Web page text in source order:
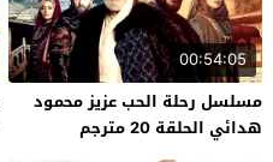
00:54:05
مسلسل رحلة الحب عزيز محمود
هدائي الحلقة 20 مترجم